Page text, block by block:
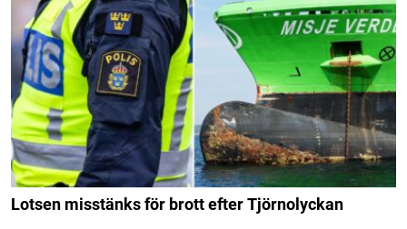
Lotsen misstänks för brott efter Tjörnolyckan